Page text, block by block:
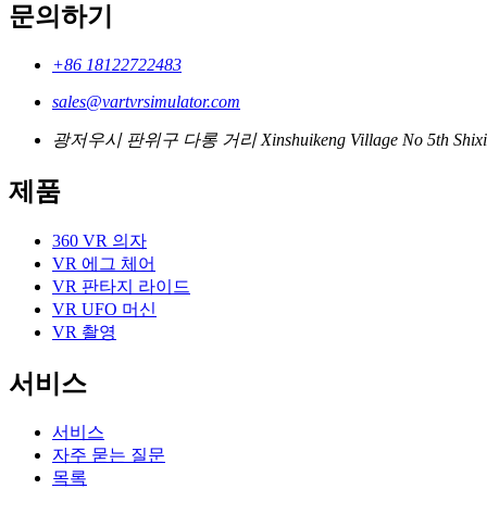
문의하기
+86 18122722483
sales@vartvrsimulator.com
광저우시 판위구 다롱 거리 Xinshuikeng Village No 5th
제품
360 VR 의자
VR 에그 체어
VR 판타지 라이드
VR UFO 머신
VR 촬영
서비스
서비스
자주 묻는 질문
목록